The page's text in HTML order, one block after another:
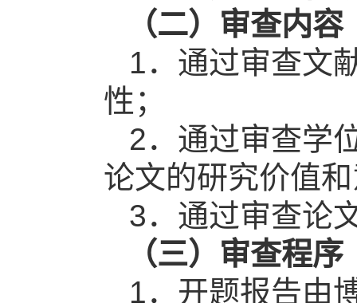
（二）审查内容
1．通过审查文
性；
2．通过审查学
论文的研究价值
3．通过审查论
（三）审查程序
1．开题报告由